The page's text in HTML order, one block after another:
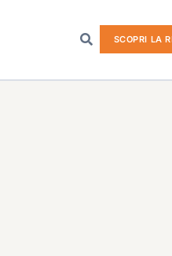
SCOPRI LA